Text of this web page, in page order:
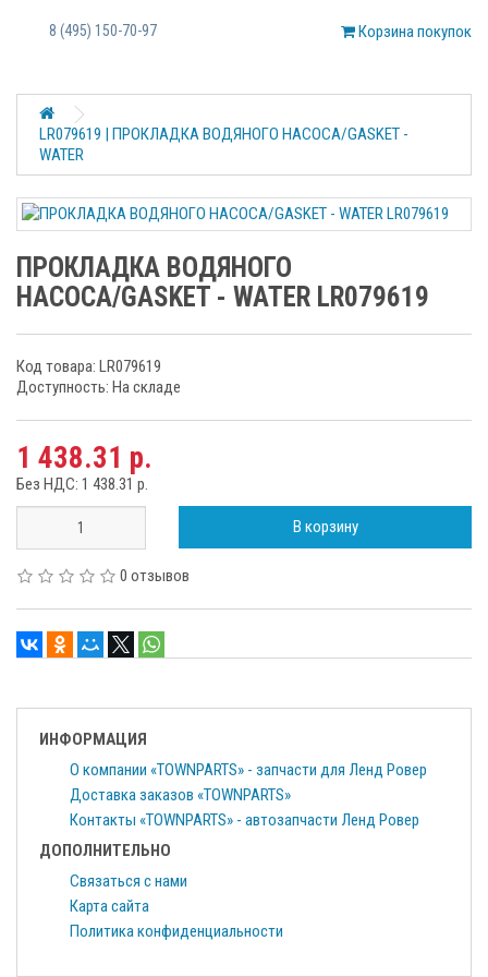
8 (495) 150-70-97 Корзина покупок
LR079619 | ПРОКЛАДКА ВОДЯНОГО НАСОСА/GASKET -
WATER
ПРОКЛАДКА ВОДЯНОГО
НАСОСА/GASKET - WATER LR079619
Код товара: LR079619
Доступность: На складе
1 438.31 р.
Без НДС: 1 438.31 р.
В корзину
0 отзывов
ИНФОРМАЦИЯ
О компании «TOWNPARTS» - запчасти для Ленд Ровер
Доставка заказов «TOWNPARTS»
Контакты «TOWNPARTS» - автозапчасти Ленд Ровер
ДОПОЛНИТЕЛЬНО
Связаться с нами
Карта сайта
Политика конфиденциальности